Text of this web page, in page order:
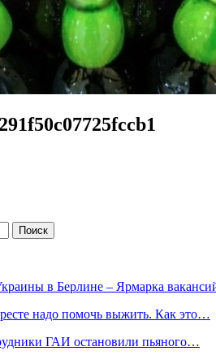
в Берлине – Ярмарка
надо помочь выжить. Как это…
ГАИ остановили пьяного…